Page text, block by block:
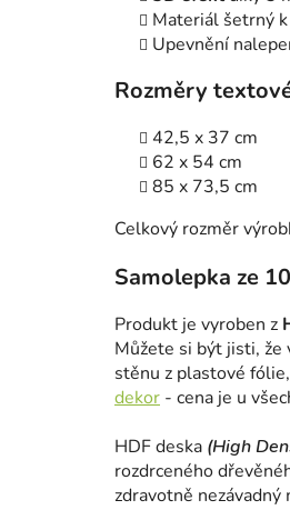
Materiál šetrný
Upevnění
Rozměry
42,5 x 37 cm
62 x 54 cm
85 x 73,5 cm
Celkový rozměr
Samolepka ze
Produkt je vyroben z
Můžete si být jisti, že
stěnu z plastové
dekor - cena je u
HDF deska (High
rozdrceného
zdravotně